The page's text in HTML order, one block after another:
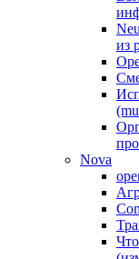
из
Nova